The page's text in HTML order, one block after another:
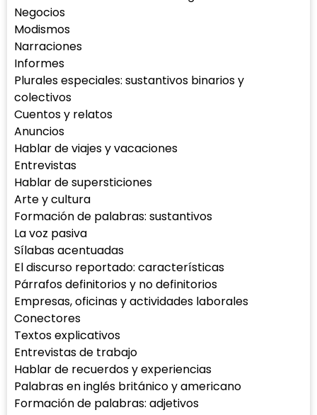
Negocios
Modismos
Narraciones
Informes
Plurales especiales: sustantivos binarios y
colectivos
Cuentos y relatos
Anuncios
Hablar de viajes y vacaciones
Entrevistas
Hablar de supersticiones
Arte y cultura
Formación de palabras: sustantivos
La voz pasiva
Sílabas acentuadas
El discurso reportado: características
Párrafos definitorios y no definitorios
Empresas, oficinas y actividades laborales
Conectores
Textos explicativos
Entrevistas de trabajo
Hablar de recuerdos y experiencias
Palabras en inglés británico y americano
Formación de palabras: adjetivos